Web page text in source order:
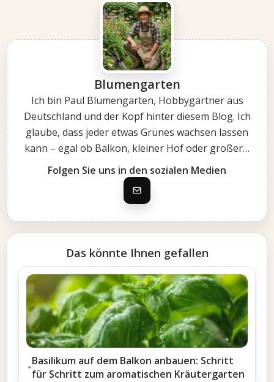
Blumengarten
Ich bin Paul Blumengarten, Hobbygärtner aus
Deutschland und der Kopf hinter diesem Blog. Ich
glaube, dass jeder etwas Grünes wachsen lassen
kann – egal ob Balkon, kleiner Hof oder großer…
Folgen Sie uns in den sozialen Medien
Das könnte Ihnen gefallen
Basilikum auf dem Balkon anbauen: Schritt
für Schritt zum aromatischen Kräutergarten